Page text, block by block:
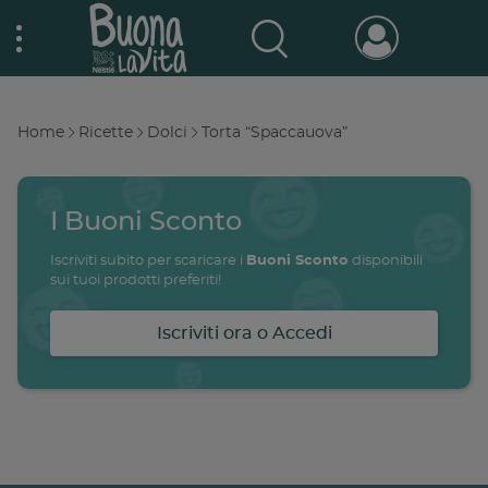
to
Nestlé Buona la vita
Promozioni attive
Archivio promozioni
Buono a sapersi
Home Ricette Dolci Torta “Spaccauova”
I Buoni Sconto
Iscriviti subito per scaricare i Buoni Sconto disponibili
sui tuoi prodotti preferiti!
Iscriviti ora o Accedi